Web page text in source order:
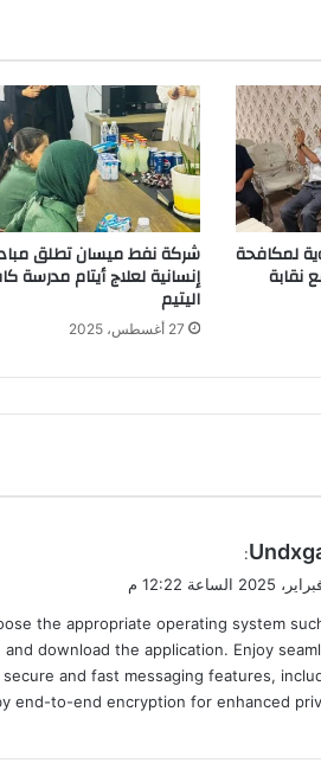
لمكافحة
نقابة
شركة نفط ميسان تطلق
إنسانية لعلاج أيتام مدرسة
اليتيم
27 أغسطس، 2025
:
the appropriate operating system
download the application. Enjoy
and fast messaging features,
end-to-end encryption for enhanced